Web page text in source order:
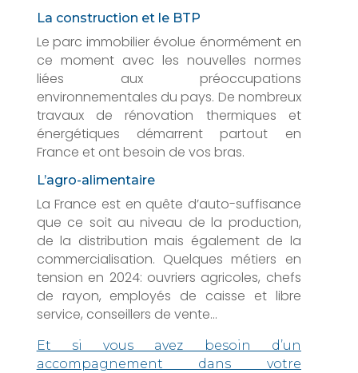
La construction et le BTP
Le parc immobilier évolue énormément en
ce moment avec les nouvelles normes
liées aux préoccupations
environnementales du pays. De nombreux
travaux de rénovation thermiques et
énergétiques démarrent partout en
France et ont besoin de vos bras.
L’agro-alimentaire
La France est en quête d’auto-suffisance
que ce soit au niveau de la production,
de la distribution mais également de la
commercialisation. Quelques métiers en
tension en 2024: ouvriers agricoles, chefs
de rayon, employés de caisse et libre
service, conseillers de vente…
Et si vous avez besoin d’un
accompagnement dans votre